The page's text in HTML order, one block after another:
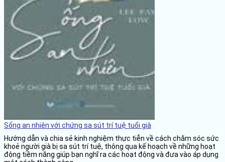
Sống an nhiên với chứng sa sút trí tuệ tuổi già
Hướng dẫn và chia sẻ kinh nghiệm thực tiễn về cách chăm sóc sức
khoẻ người già bị sa sút trí tuệ, thông qua kế hoạch về những hoạt
động tiềm năng giúp bạn nghĩ ra các hoạt động và đưa vào áp dụng